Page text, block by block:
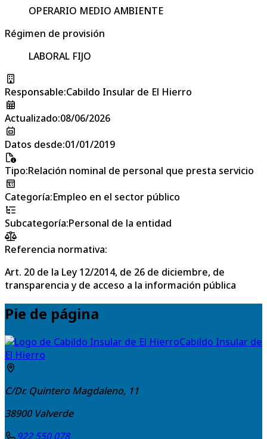
OPERARIO MEDIO AMBIENTE
Régimen de provisión
LABORAL FIJO
Responsable:Cabildo Insular de El Hierro
Actualizado:08/06/2026
Datos desde:01/01/2019
Tipo:Relación nominal de personal que presta servicio
Categoría:Empleo en el sector público
Subcategoría:Personal de la entidad
Referencia normativa:
Art. 20 de la Ley 12/2014, de 26 de diciembre, de
transparencia y de acceso a la información pública
Pie de página
Cabildo Insular de
El Hierro
C/Dr. Quintero Magdaleno, 11
38900 Valverde
922 550 078